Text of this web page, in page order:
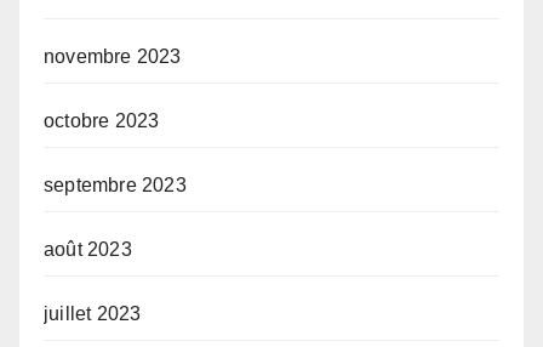
novembre 2023
octobre 2023
septembre 2023
août 2023
juillet 2023